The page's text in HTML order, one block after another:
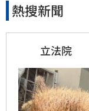
熱搜新聞
立法院